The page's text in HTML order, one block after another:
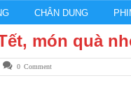
CHÂN DUNG
món quà
0 Comment